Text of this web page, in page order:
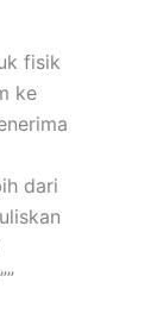
fisik
ke
dari